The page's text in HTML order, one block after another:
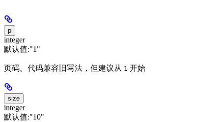
p
integer
默认值:"1"
页码。代码兼容旧写法，但建议从 1 开始
size
integer
默认值:"10"